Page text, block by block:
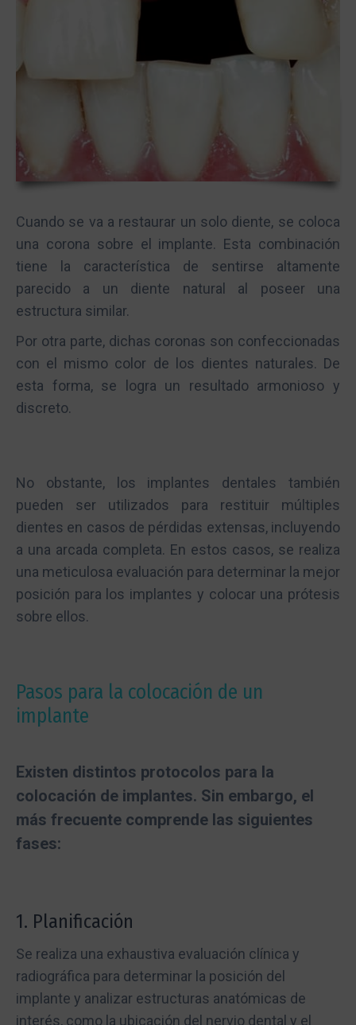
Cuando se va a restaurar un solo diente, se coloca
una corona sobre el implante. Esta combinación
tiene la característica de sentirse altamente
parecido a un diente natural al poseer una
estructura similar.
Por otra parte, dichas coronas son confeccionadas
con el mismo color de los dientes naturales. De
esta forma, se logra un resultado armonioso y
discreto.
No obstante, los implantes dentales también
pueden ser utilizados para restituir múltiples
dientes en casos de pérdidas extensas, incluyendo
a una arcada completa. En estos casos, se realiza
una meticulosa evaluación para determinar la mejor
posición para los implantes y colocar una prótesis
sobre ellos.
Pasos para la colocación de un
implante
Existen distintos protocolos para la
colocación de implantes. Sin embargo, el
más frecuente comprende las siguientes
fases:
1. Planificación
Se realiza una exhaustiva evaluación clínica y
radiográfica para determinar la posición del
implante y analizar estructuras anatómicas de
interés, como la ubicación del nervio dental y el